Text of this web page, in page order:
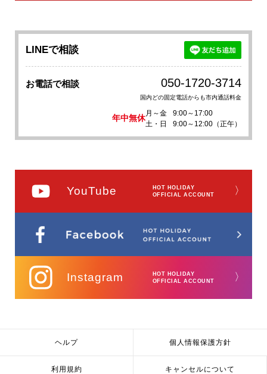
LINEで相談
お電話で相談 050-1720-3714
国内どの固定電話からも市内通話料金
年中無休
月～金
9:00～17:00
土・日
9:00～12:00（正午）
YouTube
HOT HOLIDAY
OFFICIAL ACCOUNT
〉
Instagram
HOT HOLIDAY
OFFICIAL ACCOUNT
〉
ヘルプ 個人情報保護方針
利用規約 キャンセルについて